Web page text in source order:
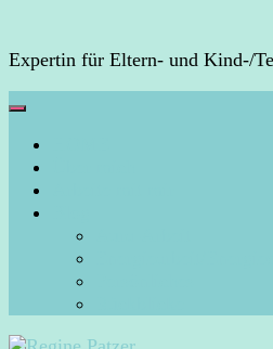
Expertin für Eltern- und Kind-/